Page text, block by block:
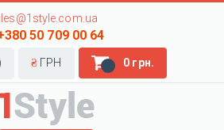
50 709 00 64
₴ ГРН 0 грн.